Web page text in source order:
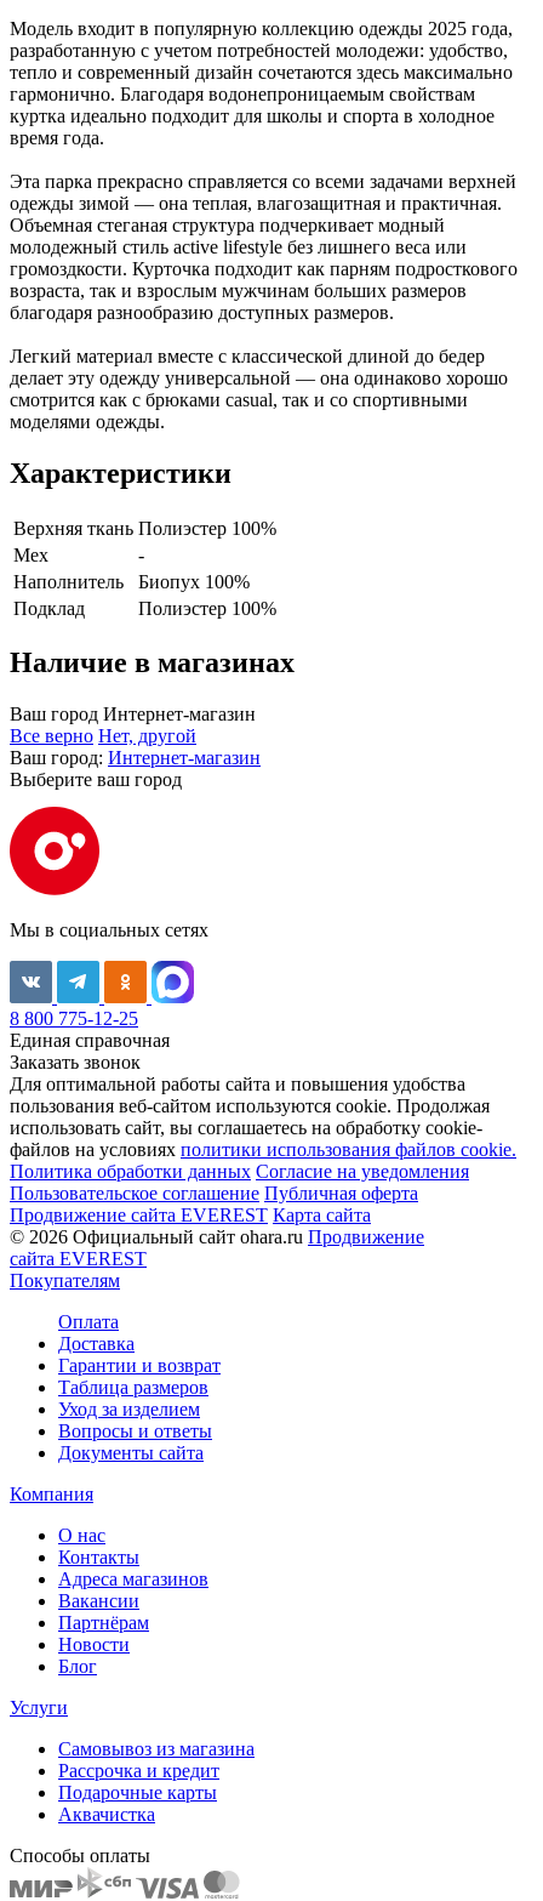
Модель входит в популярную коллекцию одежды 2025 года,
разработанную с учетом потребностей молодежи: удобство,
тепло и современный дизайн сочетаются здесь максимально
гармонично. Благодаря водонепроницаемым свойствам
куртка идеально подходит для школы и спорта в холодное
время года.
Эта парка прекрасно справляется со всеми задачами верхней
одежды зимой — она теплая, влагозащитная и практичная.
Объемная стеганая структура подчеркивает модный
молодежный стиль active lifestyle без лишнего веса или
громоздкости. Курточка подходит как парням подросткового
возраста, так и взрослым мужчинам больших размеров
благодаря разнообразию доступных размеров.
Легкий материал вместе с классической длиной до бедер
делает эту одежду универсальной — она одинаково хорошо
смотрится как с брюками casual, так и со спортивными
моделями одежды.
Характеристики
Верхняя ткань Полиэстер 100%
Мех
-
Наполнитель
Биопух 100%
Подклад
Полиэстер 100%
Наличие в магазинах
Ваш город Интернет-магазин
Все верно Нет, другой
Ваш город: Интернет-магазин
Выберите ваш город
Мы в социальных сетях
8 800 775-12-25
Единая справочная
Заказать звонок
Для оптимальной работы сайта и повышения удобства
пользования веб-сайтом используются cookie. Продолжая
использовать сайт, вы соглашаетесь на обработку cookie-
файлов на условиях политики использования файлов cookie.
Политика обработки данных Согласие на уведомления
Пользовательское соглашение Публичная оферта
Продвижение сайта EVEREST Карта сайта
© 2026 Официальный сайт ohara.ru Продвижение
сайта EVEREST
Покупателям
Оплата
Доставка
Гарантии и возврат
Таблица размеров
Уход за изделием
Вопросы и ответы
Документы сайта
Компания
О нас
Контакты
Адреса магазинов
Вакансии
Партнёрам
Новости
Блог
Услуги
Самовывоз из магазина
Рассрочка и кредит
Подарочные карты
Аквачистка
Способы оплаты